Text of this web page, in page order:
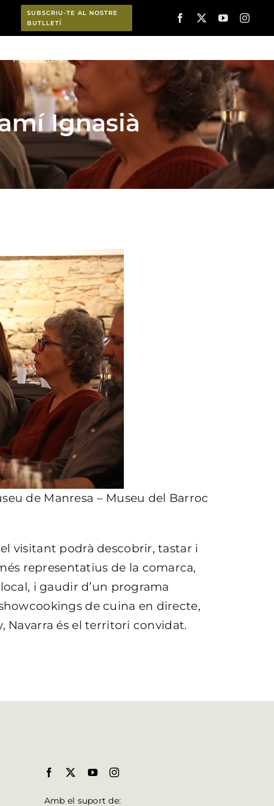
SUBSCRIU-TE AL NOSTRE
BUTLLETÍ
Planifica
Ignasià
de Manresa – Museu del Barroc
visitant podrà descobrir, tastar i
representatius de la comarca,
i gaudir d’un programa
de cuina en directe,
Navarra és el territori convidat.
Amb el suport de: